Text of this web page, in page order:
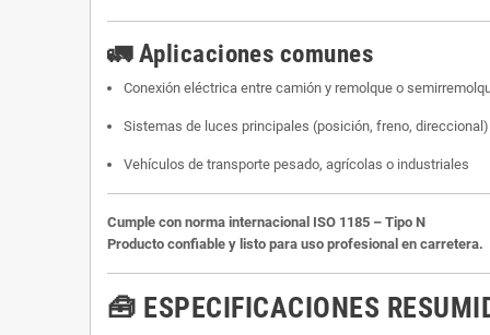
🚛 Aplicaciones comunes
Conexión eléctrica entre camión y remolque o
Sistemas de luces principales (posición, freno, direccional)
Vehículos de transporte pesado, agrícolas o industriales
Cumple con norma internacional ISO 1185 – Tipo N
Producto confiable y listo para uso profesional en carretera.
🧰 ESPECIFICACIONES